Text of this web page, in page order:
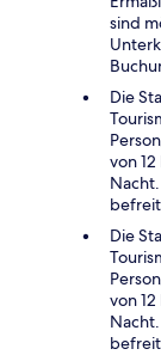
sind
Die
von
Die
von